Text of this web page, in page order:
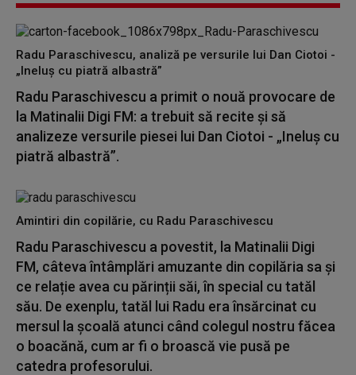
Radu Paraschivescu, analiză pe versurile lui Dan Ciotoi -
„Ineluș cu piatră albastră”
Radu Paraschivescu a primit o nouă provocare de
la Matinalii Digi FM: a trebuit să recite și să
analizeze versurile piesei lui Dan Ciotoi - „Ineluș cu
piatră albastră”.
Amintiri din copilărie, cu Radu Paraschivescu
Radu Paraschivescu a povestit, la Matinalii Digi
FM, câteva întâmplări amuzante din copilăria sa și
ce relație avea cu părinții săi, în special cu tatăl
său. De exenplu, tatăl lui Radu era însărcinat cu
mersul la școală atunci când colegul nostru făcea
o boacănă, cum ar fi o broască vie pusă pe
catedra profesorului.